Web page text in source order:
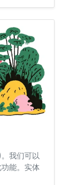
我们可以
能。实体